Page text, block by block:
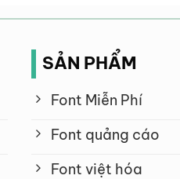
SẢN PHẨM
Font Miễn Phí
Font quảng cáo
Font việt hóa